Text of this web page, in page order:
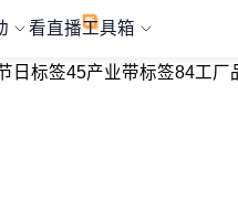
看直播工具箱
日标签45产业带标签84工厂